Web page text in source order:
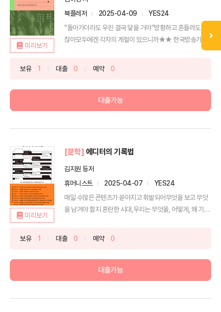
미리보기
북플레저
2025-04-09
YES24
“돌아가더라도 우린 결국 닿을 거야”방황하고 흔들려도 괜
찮아모두에겐 각자의 계절이 있으니까★★ 한국방송기자
보유 1 대출 0 예약 0
대출가능
미리보기
[문학] 에디터의 기록법
김지원 등저
휴머니스트
2025-04-07
YES24
매일 수많은 콘텐츠가 쏟아지고 휘발되어무엇을 보고 무엇
을 남겨야 할지 혼란한 시대,우리는 무엇을, 어떻게, 왜 기록
보유 1 대출 0 예약 0
대출가능